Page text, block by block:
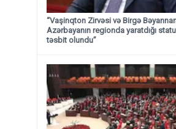
“Vaşinqton Zirvəsi və Birgə
Azərbayanın regionda yaratdığı
təsbit olundu”